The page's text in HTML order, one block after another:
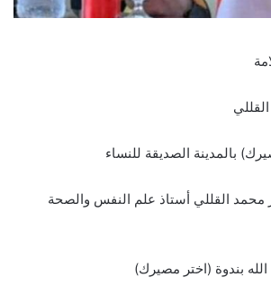
بالمدينة الصديقة للنساء
محمد القللي أستاذ علم النفس والصحة
بندوة (اختر مصيرك)